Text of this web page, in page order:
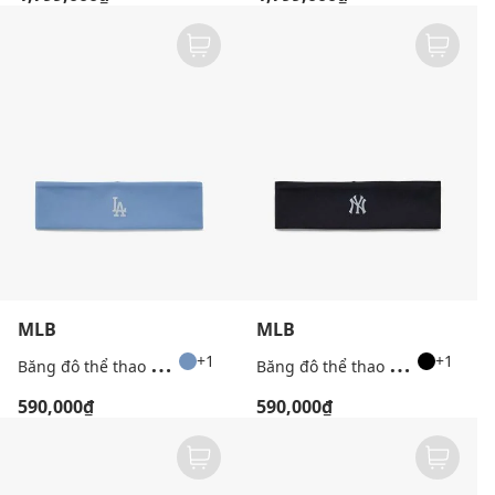
MLB
B
ăng đô thể thao unisex Sportive +1
590,000₫
MLB
B
ăng đô thể thao unisex Sportive +1
590,000₫